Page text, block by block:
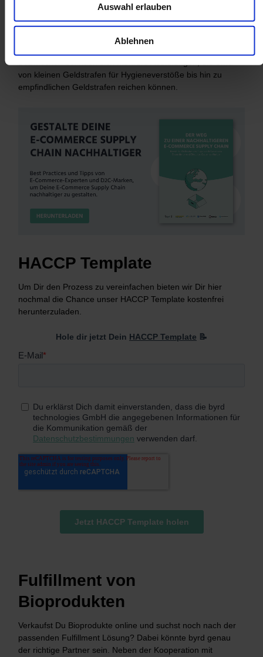
Auswahl erlauben
Ablehnen
Fälle droht sogar eine Freiheitsstrafe für das
Inumlaufbringen gefährlicher Nahrung oder die
Zwangsschließung eines Unternehmens.
von kleinen Geldstrafen für Hygieneverstöße bis hin zu
empfindlichen Geldstrafen reichen können.
HACCP Template
Um Dir den Prozess zu vereinfachen bieten wir Dir hier
nochmal die Chance unser HACCP Template kostenfrei
herunterzuladen.
Fulfillment von
Bioprodukten
Verkaufst Du Bioprodukte online und suchst noch nach der
passenden Fulfillment Lösung? Dabei könnte byrd genau
der richtige Partner sein. Neben der Kooperation mit